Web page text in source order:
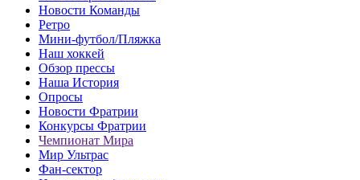
Новости Команды
Ретро
Мини-футбол/Пляжка
Наш хоккей
Обзор прессы
Наша История
Опросы
Новости Фратрии
Конкурсы Фратрии
Чемпионат Мира
Мир Ультрас
Фан-cектор